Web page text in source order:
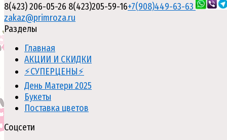
8(423) 206-05-26 8(423)205-59-16+7(908)449-63-63
zakaz@primroza.ru
Разделы
Главная
АКЦИИ И СКИДКИ
⚡СУПЕРЦЕНЫ⚡
День Матери 2025
Букеты
Поставка цветов
Соцсети